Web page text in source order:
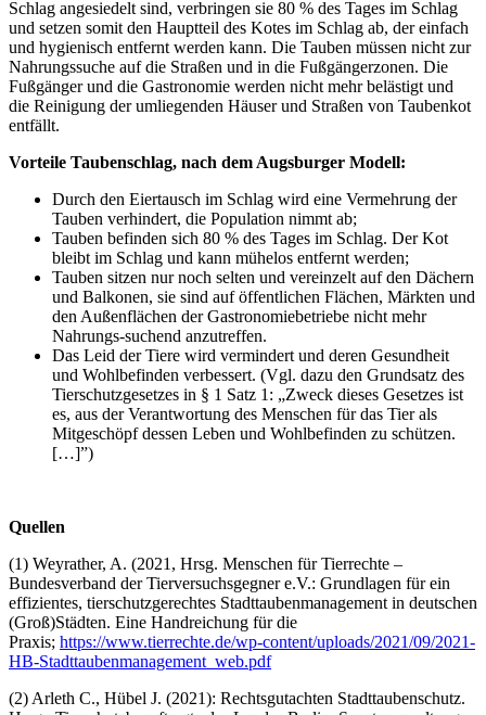
Schlag angesiedelt sind, verbringen sie 80 % des Tages im Schlag
und setzen somit den Hauptteil des Kotes im Schlag ab, der einfach
und hygienisch entfernt werden kann. Die Tauben müssen nicht zur
Nahrungssuche auf die Straßen und in die Fußgängerzonen. Die
Fußgänger und die Gastronomie werden nicht mehr belästigt und
die Reinigung der umliegenden Häuser und Straßen von Taubenkot
entfällt.
Vorteile Taubenschlag, nach dem Augsburger Modell:
Durch den Eiertausch im Schlag wird eine Vermehrung der
Tauben verhindert, die Population nimmt ab;
Tauben befinden sich 80 % des Tages im Schlag. Der Kot
bleibt im Schlag und kann mühelos entfernt werden;
Tauben sitzen nur noch selten und vereinzelt auf den Dächern
und Balkonen, sie sind auf öffentlichen Flächen, Märkten und
den Außenflächen der Gastronomiebetriebe nicht mehr
Nahrungs-suchend anzutreffen.
Das Leid der Tiere wird vermindert und deren Gesundheit
und Wohlbefinden verbessert. (Vgl. dazu den Grundsatz des
Tierschutzgesetzes in § 1 Satz 1: „Zweck dieses Gesetzes ist
es, aus der Verantwortung des Menschen für das Tier als
Mitgeschöpf dessen Leben und Wohlbefinden zu schützen.
[…]”)
Quellen
(1) Weyrather, A. (2021, Hrsg. Menschen für Tierrechte –
Bundesverband der Tierversuchsgegner e.V.: Grundlagen für ein
effizientes, tierschutzgerechtes Stadttaubenmanagement in deutschen
(Groß)Städten. Eine Handreichung für die
Praxis; https://www.tierrechte.de/wp-content/uploads/2021/09/2021-
HB-Stadttaubenmanagement_web.pdf
(2) Arleth C., Hübel J. (2021): Rechtsgutachten Stadttaubenschutz.